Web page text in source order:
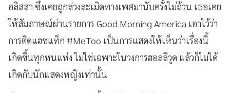
อลิสสา ซึ่งเคยถูกล่วงละเมิดทางเพศมานับครั้งไม่ถ้วน เธอเคย
ให้สัมภาษณ์ผ่านรายการ Good Morning America เอาไว้ว่า
การติดแฮชแท็ก #MeToo เป็นการแสดงให้เห็นว่าเรื่องนี้
เกิดขึ้นทุกหนแห่ง ไม่ใช่เฉพาะในวงการฮอลลีวูด แล้วก็ไม่ได้
เกิดกับนักแสดงหญิงเท่านั้น